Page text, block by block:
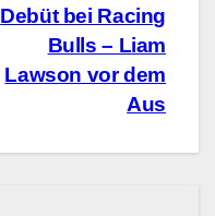
Debüt bei Racing
Bulls – Liam
Lawson vor dem
Aus